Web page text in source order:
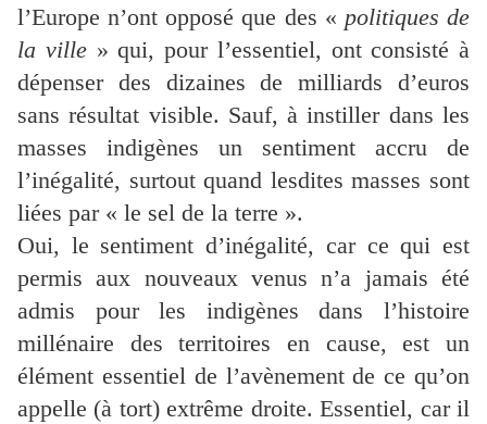
l’Europe n’ont opposé que des « politiques de
la ville » qui, pour l’essentiel, ont consisté à
dépenser des dizaines de milliards d’euros
sans résultat visible. Sauf, à instiller dans les
masses indigènes un sentiment accru de
l’inégalité, surtout quand lesdites masses sont
liées par « le sel de la terre ».
Oui, le sentiment d’inégalité, car ce qui est
permis aux nouveaux venus n’a jamais été
admis pour les indigènes dans l’histoire
millénaire des territoires en cause, est un
élément essentiel de l’avènement de ce qu’on
appelle (à tort) extrême droite. Essentiel, car il